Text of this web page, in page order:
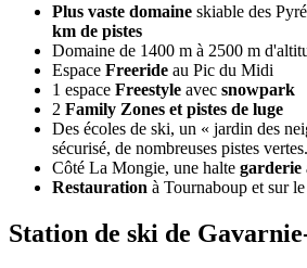
Plus vaste domaine skiable des
km de pistes
Domaine de 1400 m à 2500 m
Espace Freeride au Pic du Midi
1 espace Freestyle avec snowpark
2 Family Zones et pistes de luge
Des écoles de ski, un « jardin des
sécurisé, de nombreuses pistes vertes.
Côté La Mongie, une halte garderie
Restauration à Tournaboup et sur
Station de ski de